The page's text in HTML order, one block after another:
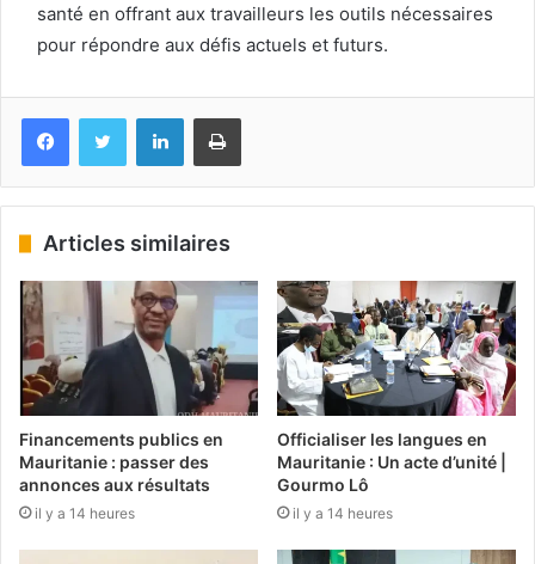
santé en offrant aux travailleurs les outils nécessaires
pour répondre aux défis actuels et futurs.
FacebookTwitter LinkedinImprimer
Articles similaires
Financements publics en
Mauritanie : passer des
annonces aux résultats
il y a 14 heures
Officialiser les langues en
Mauritanie : Un acte d’unité |
Gourmo Lô
il y a 14 heures